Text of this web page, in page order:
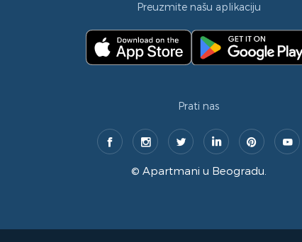
Preuzmite našu aplikaciju
Prati nas
© Apartmani u Beogradu